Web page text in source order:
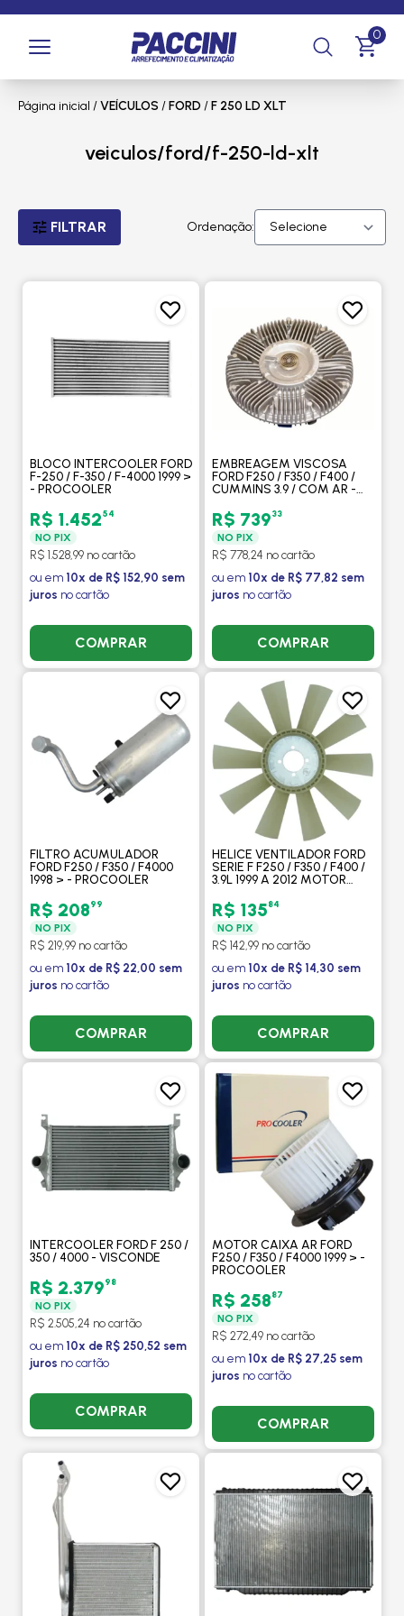
0
Página inicial /VEÍCULOS /FORD /F 250 LD XLT
veiculos/ford/f-250-ld-xlt
FILTRAR Ordenação:
BLOCO INTERCOOLER FORD
F-250 / F-350 / F-4000 1999 >
- PROCOOLER
R$ 1.45254
NO PIX
R$ 1.528,99 no cartão
ou em 10x de R$ 152,90 sem
juros no cartão
COMPRAR
EMBREAGEM VISCOSA
FORD F250 / F350 / F400 /
CUMMINS 3.9 / COM AR -
R$ 73933
NO PIX
R$ 778,24 no cartão
ou em 10x de R$ 77,82 sem
juros no cartão
COMPRAR
FILTRO ACUMULADOR
FORD F250 / F350 / F4000
1998 > - PROCOOLER
R$ 20899
NO PIX
R$ 219,99 no cartão
ou em 10x de R$ 22,00 sem
juros no cartão
COMPRAR
HELICE VENTILADOR FORD
SERIE F F250 / F350 / F400 /
3.9L 1999 A 2012 MOTOR
- MODEFER
R$ 13584
NO PIX
R$ 142,99 no cartão
ou em 10x de R$ 14,30 sem
juros no cartão
COMPRAR
INTERCOOLER FORD F 250 /
350 / 4000 - VISCONDE
R$ 2.37998
NO PIX
R$ 2.505,24 no cartão
ou em 10x de R$ 250,52 sem
juros no cartão
COMPRAR
MOTOR CAIXA AR FORD
F250 / F350 / F4000 1999 > -
PROCOOLER
R$ 25887
NO PIX
R$ 272,49 no cartão
ou em 10x de R$ 27,25 sem
juros no cartão
COMPRAR